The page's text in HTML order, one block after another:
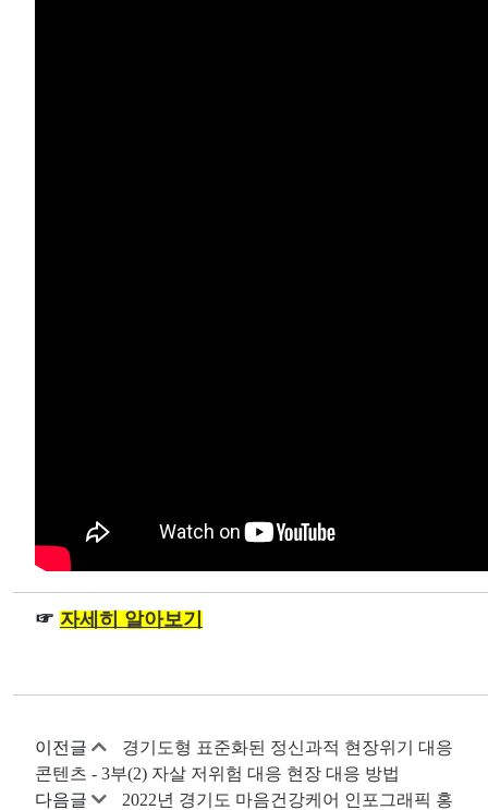
☞ 자세히 알아보기
이전글
경기도형 표준화된 정신과적 현장위기 대응
콘텐츠 - 3부(2) 자살 저위험 대응 현장 대응 방법
다음글
2022년 경기도 마음건강케어 인포그래픽 홍